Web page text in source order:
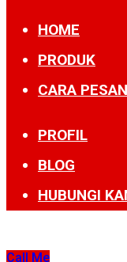
HOME
PRODUK
CARA PESAN
PROFIL
BLOG
HUBUNGI
Call Me